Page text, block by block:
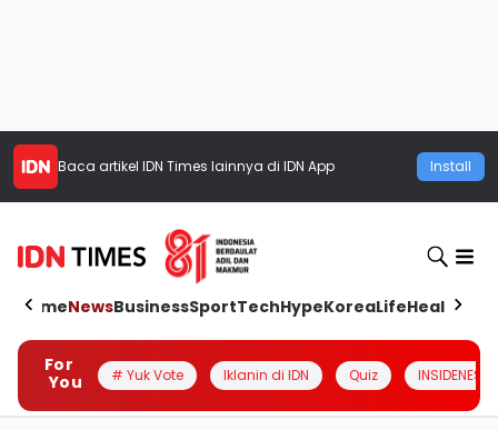
Baca artikel IDN Times lainnya di IDN App Install
HomeNewsBusinessSportTechHypeKoreaLifeHealth
For
You
# Yuk Vote Iklanin di IDN Quiz INSIDENESIA